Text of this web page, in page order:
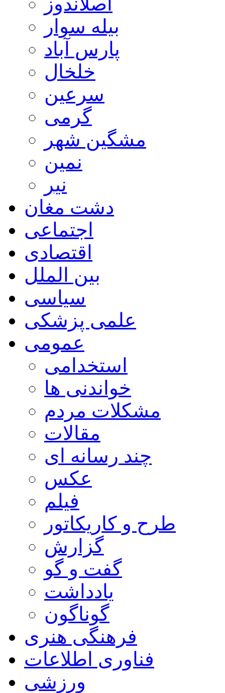
بیله سوار
پارس آباد
خلخال
سرعین
گرمی
مشگین شهر
نمین
نیر
دشت مغان
اجتماعی
اقتصادی
بین الملل
سیاسی
علمی پزشکی
عمومی
استخدامی
خواندنی ها
مشکلات مردم
مقالات
چند رسانه ای
عکس
فیلم
طرح و کاریکاتور
گزارش
گفت و گو
یادداشت
گوناگون
فرهنگی هنری
فناوری اطلاعات
ورزشی